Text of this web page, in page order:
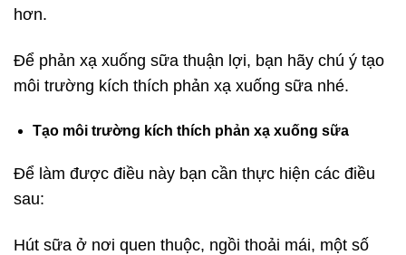
hơn.
Để phản xạ xuống sữa thuận lợi, bạn hãy chú ý tạo
môi trường kích thích phản xạ xuống sữa nhé.
Tạo môi trường kích thích phản xạ xuống sữa
Để làm được điều này bạn cần thực hiện các điều
sau:
Hút sữa ở nơi quen thuộc, ngồi thoải mái, một số